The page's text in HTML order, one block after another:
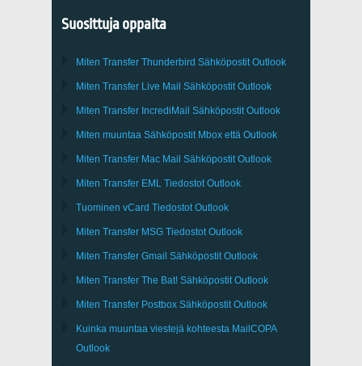
Suosittuja oppaita
Miten Transfer Thunderbird Sähköpostit Outlook
Miten Transfer Live Mail SähköpostitOutlook
Miten Transfer IncrediMail SähköpostitOutlook
Miten muuntaa Sähköpostit Mbox että Outlook
Miten Transfer Mac Mail SähköpostitOutlook
Miten Transfer EML TiedostotOutlook
Tuominen vCard TiedostotOutlook
Miten Transfer MSG TiedostotOutlook
Miten Transfer Gmail SähköpostitOutlook
Miten Transfer The Bat! SähköpostitOutlook
Miten Transfer Postbox Sähköpostit Outlook
Kuinka muuntaa viestejä kohteesta MailCOPA
Outlook